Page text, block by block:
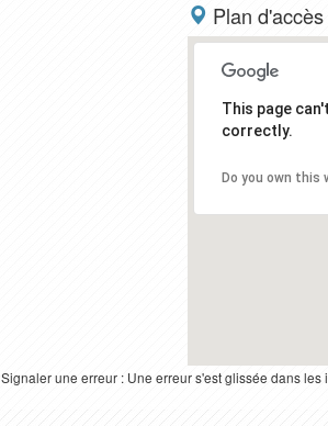
Plan d'accès
This page
correctly.
Do you own this
Signaler une erreur : Une erreur s'est glissée dans